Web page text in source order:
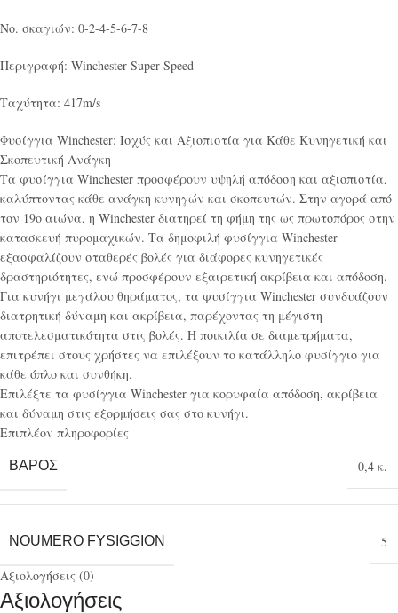
Νο. σκαγιών: 0-2-4-5-6-7-8
Περιγραφή: Winchester Super Speed
Ταχύτητα: 417m/s
Φυσίγγια Winchester: Ισχύς και Αξιοπιστία για Κάθε Κυνηγετική και
Σκοπευτική Ανάγκη
Τα φυσίγγια Winchester προσφέρουν υψηλή απόδοση και αξιοπιστία,
καλύπτοντας κάθε ανάγκη κυνηγών και σκοπευτών. Στην αγορά από
τον 19ο αιώνα, η Winchester διατηρεί τη φήμη της ως πρωτοπόρος στην
κατασκευή πυρομαχικών. Τα δημοφιλή φυσίγγια Winchester
εξασφαλίζουν σταθερές βολές για διάφορες κυνηγετικές
δραστηριότητες, ενώ προσφέρουν εξαιρετική ακρίβεια και απόδοση.
Για κυνήγι μεγάλου θηράματος, τα φυσίγγια Winchester συνδυάζουν
διατρητική δύναμη και ακρίβεια, παρέχοντας τη μέγιστη
αποτελεσματικότητα στις βολές. Η ποικιλία σε διαμετρήματα,
επιτρέπει στους χρήστες να επιλέξουν το κατάλληλο φυσίγγιο για
κάθε όπλο και συνθήκη.
Επιλέξτε τα φυσίγγια Winchester για κορυφαία απόδοση, ακρίβεια
και δύναμη στις εξορμήσεις σας στο κυνήγι.
Επιπλέον πληροφορίες
ΒΆΡΟΣ 0,4 κ.
NOUMERO FYSIGGION
5
Αξιολογήσεις (0)
Αξιολογήσεις